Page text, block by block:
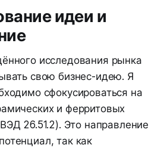
идеи и
исследования рынка
свою бизнес-идею. Я
сфокусироваться на
и ферритовых
26.51.2). Это направление
так как